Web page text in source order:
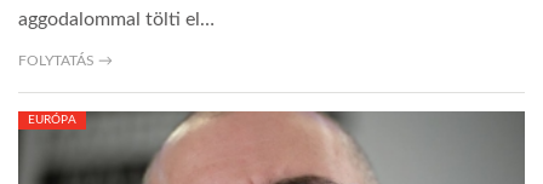
DOBRAVERO.HU
aggodalommal tölti el…
FOLYTATÁS →
EURÓPA